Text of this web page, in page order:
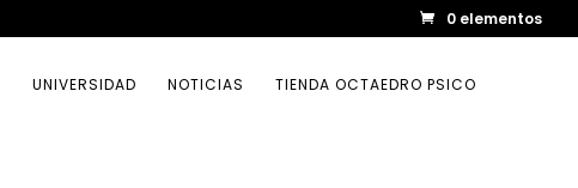
0 elementos
UNIVERSIDAD NOTICIAS TIENDA OCTAEDRO PSICO